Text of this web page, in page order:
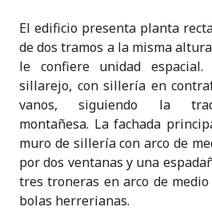
El edificio presenta planta
de dos tramos a la misma
le confiere unidad
sillarejo, con sillería en
vanos, siguiendo la
montañesa. La fachada
muro de sillería con arco de
por dos ventanas y una
tres troneras en arco de
bolas herrerianas.